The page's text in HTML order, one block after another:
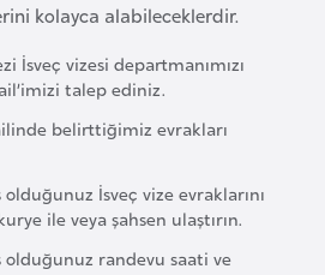
kolayca alabileceklerdir.
İsveç vizesi departmanımızı
talep ediniz.
belirttiğimiz evrakları
olduğunuz İsveç vize evraklarını
ile veya şahsen ulaştırın.
olduğunuz randevu saati ve